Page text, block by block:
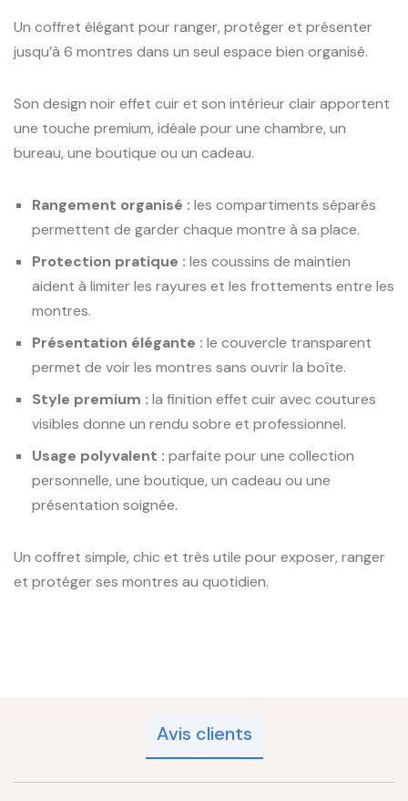
Un coffret élégant pour ranger, protéger et présenter
jusqu’à 6 montres dans un seul espace bien organisé.
Son design noir effet cuir et son intérieur clair apportent
une touche premium, idéale pour une chambre, un
bureau, une boutique ou un cadeau.
Rangement organisé : les compartiments séparés
permettent de garder chaque montre à sa place.
Protection pratique : les coussins de maintien
aident à limiter les rayures et les frottements entre les
montres.
Présentation élégante : le couvercle transparent
permet de voir les montres sans ouvrir la boîte.
Style premium : la finition effet cuir avec coutures
visibles donne un rendu sobre et professionnel.
Usage polyvalent : parfaite pour une collection
personnelle, une boutique, un cadeau ou une
présentation soignée.
Un coffret simple, chic et très utile pour exposer, ranger
et protéger ses montres au quotidien.
Avis clients